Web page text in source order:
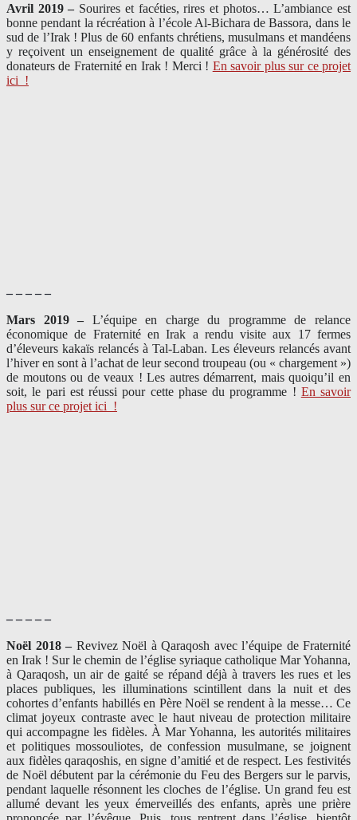
Avril 2019 – Sourires et facéties, rires et photos… L’ambiance est
bonne pendant la récréation à l’école Al-Bichara de Bassora, dans le
sud de l’Irak ! Plus de 60 enfants chrétiens, musulmans et mandéens
y reçoivent un enseignement de qualité grâce à la générosité des
donateurs de Fraternité en Irak ! Merci ! En savoir plus sur ce projet
ici !
– – – – –
Mars 2019 – L’équipe en charge du programme de relance
économique de Fraternité en Irak a rendu visite aux 17 fermes
d’éleveurs kakaïs relancés à Tal-Laban. Les éleveurs relancés avant
l’hiver en sont à l’achat de leur second troupeau (ou « chargement »)
de moutons ou de veaux ! Les autres démarrent, mais quoiqu’il en
soit, le pari est réussi pour cette phase du programme ! En savoir
plus sur ce projet ici !
– – – – –
Noël 2018 – Revivez Noël à Qaraqosh avec l’équipe de Fraternité
en Irak ! Sur le chemin de l’église syriaque catholique Mar Yohanna,
à Qaraqosh, un air de gaité se répand déjà à travers les rues et les
places publiques, les illuminations scintillent dans la nuit et des
cohortes d’enfants habillés en Père Noël se rendent à la messe… Ce
climat joyeux contraste avec le haut niveau de protection militaire
qui accompagne les fidèles. À Mar Yohanna, les autorités militaires
et politiques mossouliotes, de confession musulmane, se joignent
aux fidèles qaraqoshis, en signe d’amitié et de respect. Les festivités
de Noël débutent par la cérémonie du Feu des Bergers sur le parvis,
pendant laquelle résonnent les cloches de l’église. Un grand feu est
allumé devant les yeux émerveillés des enfants, après une prière